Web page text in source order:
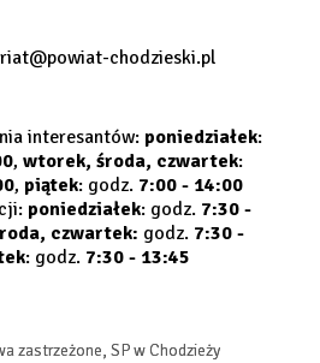
chodzieski.pl
interesantów: poniedziałek:
, wtorek, środa, czwartek:
, piątek: godz. 7:00 - 14:00
poniedziałek: godz. 7:30 -
czwartek: godz. 7:30 -
: godz. 7:30 - 13:45
zastrzeżone, SP w Chodzieży